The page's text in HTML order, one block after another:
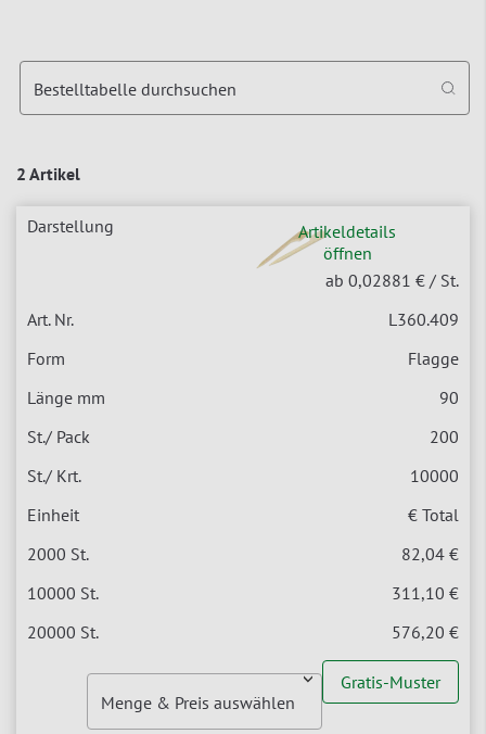
2 Artikel
Bestelltabelle durchsuchen
Artikeldetails
öffnen
ab 0,02881 € / St.
L360.409
Flagge
90
200
10000
€ Total
82,04 €
311,10 €
576,20 €
Gratis-Muster